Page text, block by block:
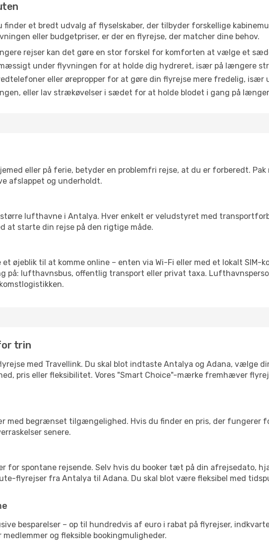
finder et bredt udvalg af flyselskaber, der tilbyder forskellige
eller budgetpriser, er der en flyrejse, der matcher dine behov.
rejser kan det gøre en stor forskel for komforten at vælge et
under flyvningen for at holde dig hydreret, især på længere
eller ørepropper for at gøre din flyrejse mere fredelig, især
eller lav strækøvelser i sædet for at holde blodet i gang på
eller på ferie, betyder en problemfri rejse, at du er forberedt. Pak
afslappet og underholdt.
lufthavne i Antalya. Hver enkelt er veludstyret med
at starte din rejse på den rigtige måde.
et øjeblik til at komme online – enten via Wi-Fi eller med et lokalt
på: lufthavnsbus, offentlig transport eller privat taxa.
trin
med Travellink. Du skal blot indtaste Antalya og Adana, vælge
pris eller fleksibilitet. Vores "Smart Choice"-mærke fremhæver
med begrænset tilgængelighed. Hvis du finder en pris, der fungerer
senere.
for spontane rejsende. Selv hvis du booker tæt på din afrejsedato,
flyrejser fra Antalya til Adana. Du skal blot være fleksibel med
besparelser – op til hundredvis af euro i rabat på flyrejser,
og fleksible bookingmuligheder.